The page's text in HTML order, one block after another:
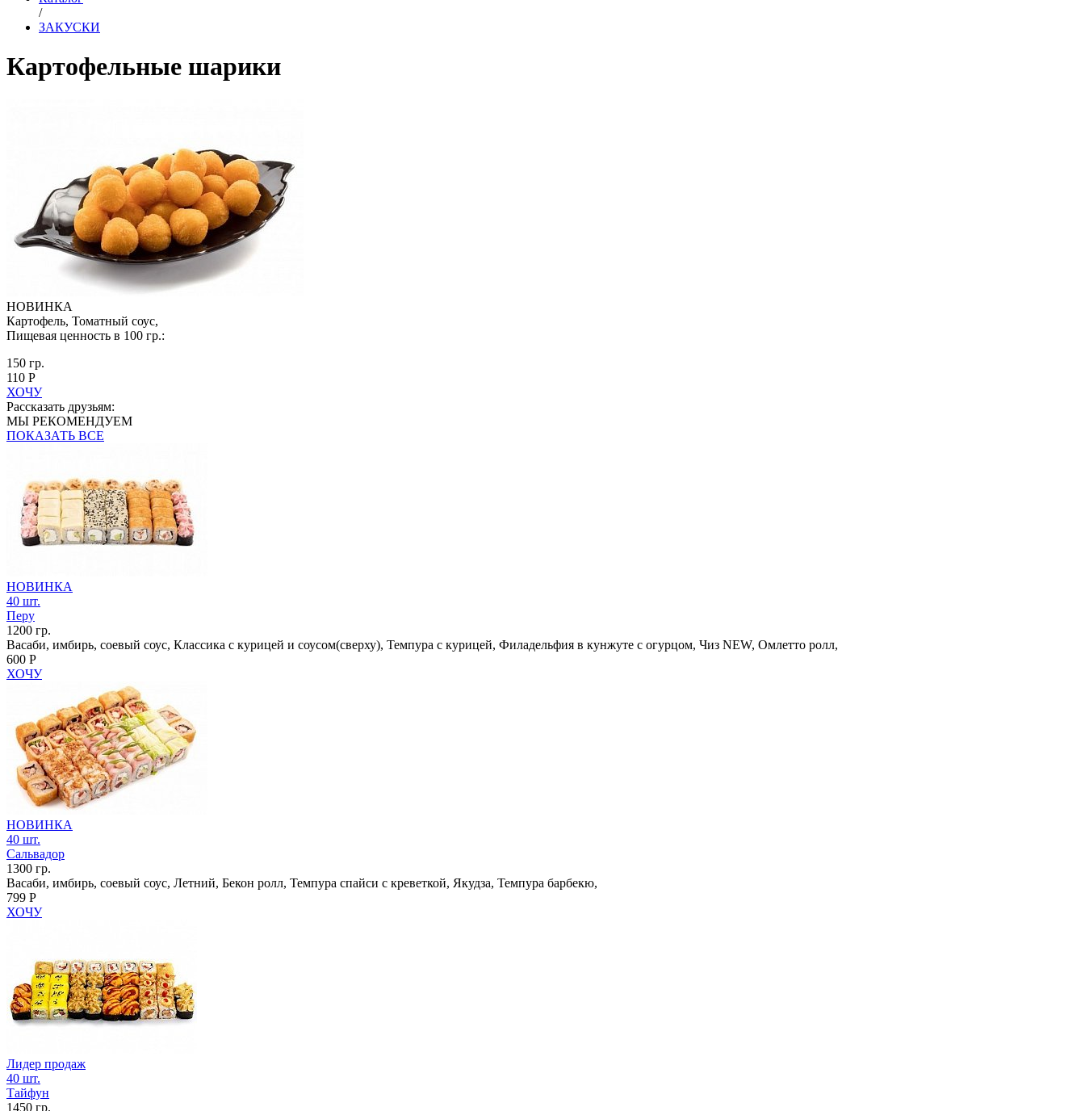
/
ЗАКУСКИ
Картофельные шарики
НОВИНКА
Картофель, Томатный соус,
Пищевая ценность в 100 гр.:
150 гр.
110 Р
ХОЧУ
Рассказать друзьям:
МЫ РЕКОМЕНДУЕМ
ПОКАЗАТЬ ВСЕ
НОВИНКА
40 шт.
Перу
1200 гр.
Васаби, имбирь, соевый соус, Классика с курицей и соусом(сверху), Темпура с курицей, Филадельфия в кунжуте с огурцом, Чиз NEW, Омлетто ролл,
600 Р
ХОЧУ
НОВИНКА
40 шт.
Сальвадор
1300 гр.
Васаби, имбирь, соевый соус, Летний, Бекон ролл, Темпура спайси с креветкой, Якудза, Темпура барбекю,
799 Р
ХОЧУ
Лидер продаж
40 шт.
Тайфун
1450 гр.